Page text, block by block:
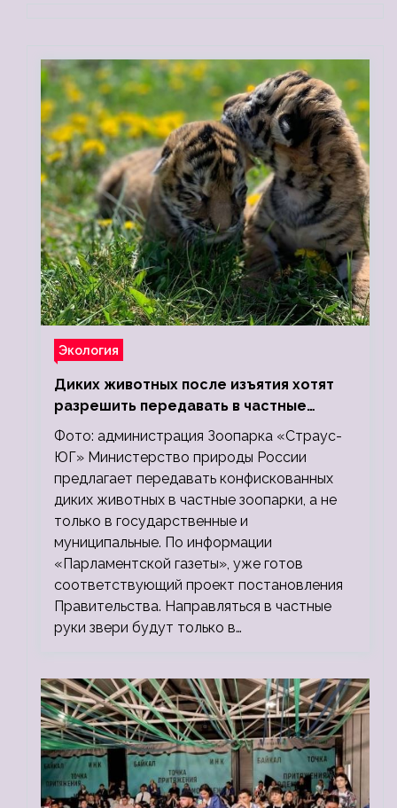
Экология
Диких животных после изъятия хотят
разрешить передавать в частные
зоопарки
Фото: администрация Зоопарка «Страус-
ЮГ» Министерство природы России
предлагает передавать конфискованных
диких животных в частные зоопарки, а не
только в государственные и
муниципальные. По информации
«Парламентской газеты», уже готов
соответствующий проект постановления
Правительства. Направляться в частные
руки звери будут только в…